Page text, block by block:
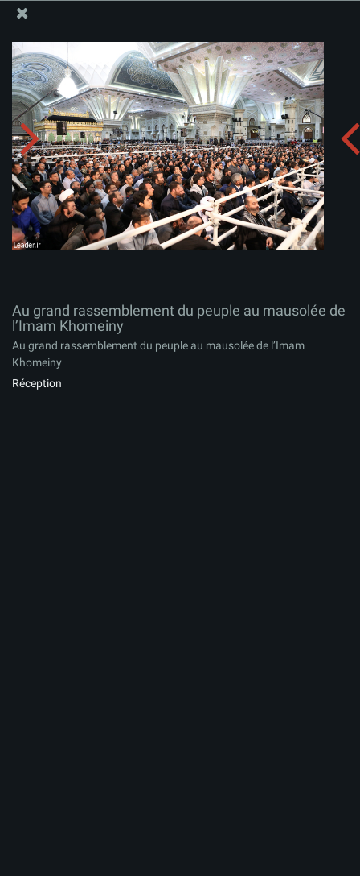
Au grand rassemblement du peuple au mausolée de
l’Imam Khomeiny
Télécharger l'album:
Au grand rassemblement du peuple au mausolée de
l’Imam Khomeiny
Au grand rassemblement du peuple au mausolée de l’Imam
Khomeiny
Réception